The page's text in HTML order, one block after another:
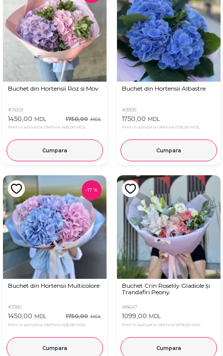
Buchet din Hortensii Roz si Mov
#7659
1450,00 MDL 1750,00 MDL
Pret in aplicatia OkFlora 1425,00 MDL
Cumpara
Buchet din Hortensii Albastre
#3005
1750,00 MDL
Pret in aplicatia OkFlora 1725,00 MDL
Cumpara
-17 %
Buchet din Hortensii Multicolore
#3180
1450,00 MDL 1750,00 MDL
Pret in aplicatia OkFlora 1425,00 MDL
Cumpara
Buchet Crin Roselily Gladiole și
Trandafiri Peony
#8647
1099,00 MDL
Pret in aplicatia OkFlora 1079,00 MDL
Cumpara